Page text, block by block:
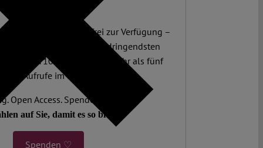
juristische Analysen frei zur Verfügung –
die Demokratie sie am dringendsten
10.000 Beiträge. Mehr als fünf
Aufrufe im letzten Jahr.
Open Access. Spendenfinanziert.
auf Sie, damit es so bleibt.
Spenden ♡